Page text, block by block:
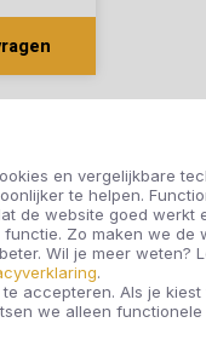
en vergelijkbare
te helpen.
de website goed werkt
Zo maken we de
Wil je meer weten?
.
te accepteren. Als je
we alleen